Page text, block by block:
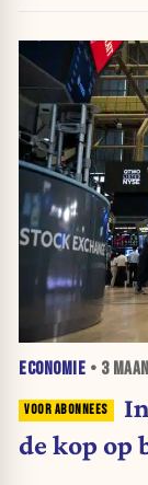
ECONOMIE • 3
de kop op